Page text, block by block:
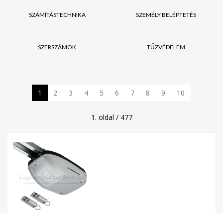
SZÁMÍTÁSTECHNIKA SZEMÉLY BELÉPTETÉS
SZERSZÁMOK TŰZVÉDELEM
1 2 3 4 5 6 7 8 9 10
1. oldal / 477